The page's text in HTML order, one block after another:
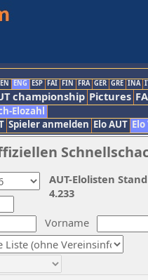
ENG ESP FAI FIN FRA GER GRE INA
championship Pictures
Elozahl
Spieler anmelden Elo AUT
Vorname
AUT-Elolisten
4.233